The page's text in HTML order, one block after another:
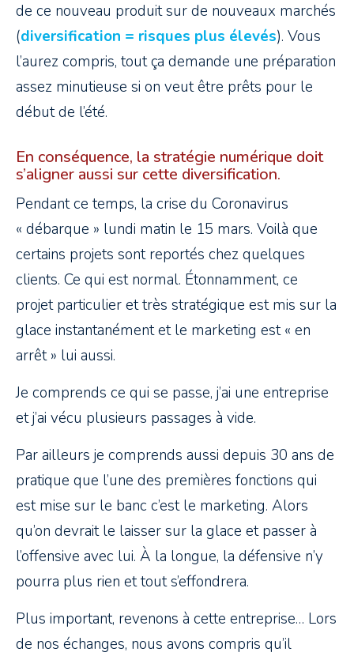
de ce nouveau produit sur de nouveaux marchés
(diversification = risques plus élevés). Vous
l’aurez compris, tout ça demande une préparation
assez minutieuse si on veut être prêts pour le
début de l’été.
En conséquence, la stratégie numérique doit
s’aligner aussi sur cette diversification.
Pendant ce temps, la crise du Coronavirus
« débarque » lundi matin le 15 mars. Voilà que
certains projets sont reportés chez quelques
clients. Ce qui est normal. Étonnamment, ce
projet particulier et très stratégique est mis sur la
glace instantanément et le marketing est « en
arrêt » lui aussi.
Je comprends ce qui se passe, j’ai une entreprise
et j’ai vécu plusieurs passages à vide.
Par ailleurs je comprends aussi depuis 30 ans de
pratique que l’une des premières fonctions qui
est mise sur le banc c’est le marketing. Alors
qu’on devrait le laisser sur la glace et passer à
l’offensive avec lui. À la longue, la défensive n’y
pourra plus rien et tout s’effondrera.
Plus important, revenons à cette entreprise… Lors
de nos échanges, nous avons compris qu’il